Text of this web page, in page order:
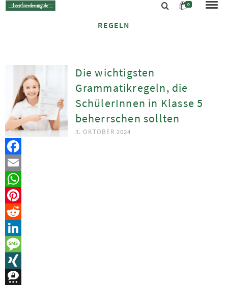
0
REGELN
Die wichtigsten
Grammatikregeln, die
SchülerInnen in Klasse 5
beherrschen sollten
3. OKTOBER 2024
Facebook
Email
WhatsApp
Pinterest
Reddit
LinkedIn
Message
XING